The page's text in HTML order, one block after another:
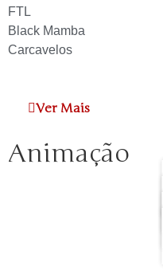
FTL
Black Mamba
Carcavelos
Ver Mais
Animação